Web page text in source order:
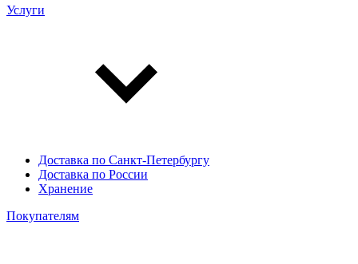
Услуги
Доставка по Санкт-Петербургу
Доставка по России
Хранение
Покупателям